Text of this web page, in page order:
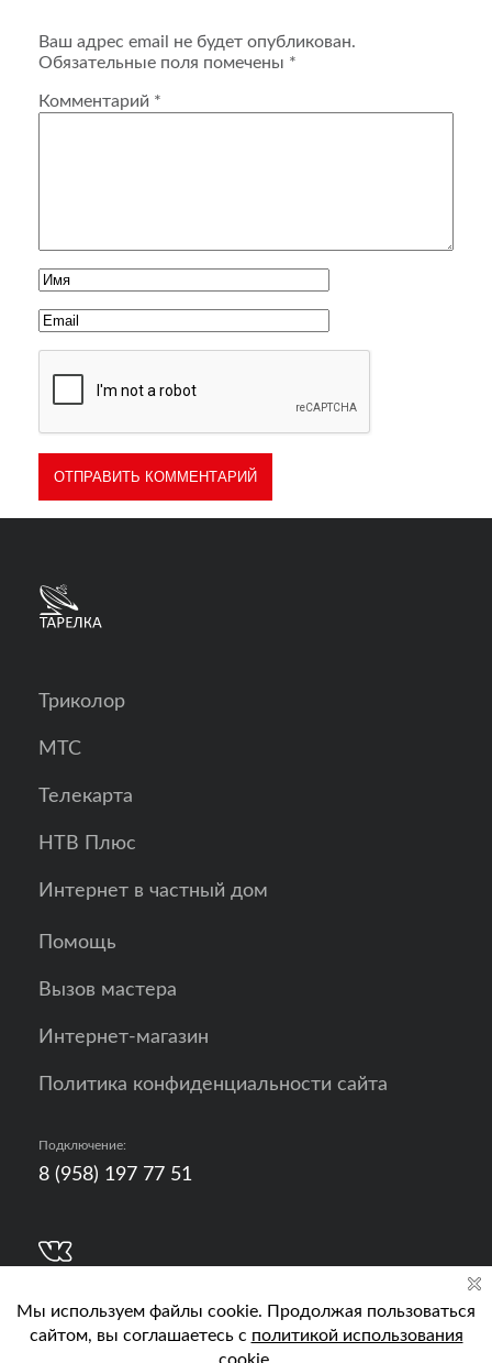
Ваш адрес email не будет опубликован.
Обязательные поля помечены *
Комментарий *
Триколор
МТС
Телекарта
НТВ Плюс
Интернет в частный дом
Помощь
Вызов мастера
Интернет-магазин
Политика конфиденциальности сайта
Подключение:
8 (958) 197 77 51
Кислород